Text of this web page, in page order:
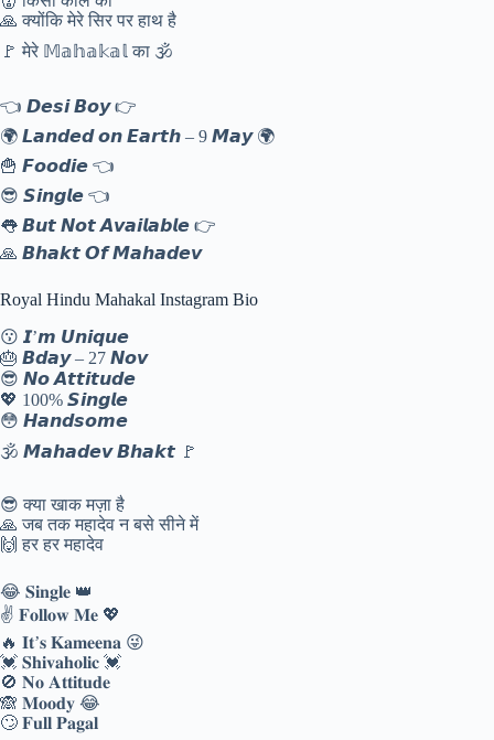
🙏 क्योंकि मेरे सिर पर हाथ है
🚩 मेरे 𝕄𝕒𝕙𝕒𝕜𝕒𝕝 का 🕉️
👈 𝘿𝙚𝙨𝙞 𝘽𝙤𝙮 👉
🌍 𝙇𝙖𝙣𝙙𝙚𝙙 𝙤𝙣 𝙀𝙖𝙧𝙩𝙝 – 9 𝙈𝙖𝙮 🌍
🍟 𝙁𝙤𝙤𝙙𝙞𝙚 👈
😎 𝙎𝙞𝙣𝙜𝙡𝙚 👈
👅 𝘽𝙪𝙩 𝙉𝙤𝙩 𝘼𝙫𝙖𝙞𝙡𝙖𝙗𝙡𝙚 👉
🙏 𝘽𝙝𝙖𝙠𝙩 𝙊𝙛 𝙈𝙖𝙝𝙖𝙙𝙚𝙫
Royal Hindu Mahakal Instagram Bio
😗 𝙄’𝙢 𝙐𝙣𝙞𝙦𝙪𝙚
🎂 𝘽𝙙𝙖𝙮 – 27 𝙉𝙤𝙫
😎 𝙉𝙤 𝘼𝙩𝙩𝙞𝙩𝙪𝙙𝙚
💖 100% 𝙎𝙞𝙣𝙜𝙡𝙚
😳 𝙃𝙖𝙣𝙙𝙨𝙤𝙢𝙚
🕉️ 𝙈𝙖𝙝𝙖𝙙𝙚𝙫 𝘽𝙝𝙖𝙠𝙩 🚩
😎 क्या खाक मज़ा है
🙏 जब तक महादेव न बसे सीने में
🙌 हर हर महादेव
😂 𝐒𝐢𝐧𝐠𝐥𝐞 👑
✌️ 𝐅𝐨𝐥𝐥𝐨𝐰 𝐌𝐞 💖
🔥 𝐈𝐭’𝐬 𝐊𝐚𝐦𝐞𝐞𝐧𝐚 😜
💓 𝐒𝐡𝐢𝐯𝐚𝐡𝐨𝐥𝐢𝐜 💓
🚫 𝐍𝐨 𝐀𝐭𝐭𝐢𝐭𝐮𝐝𝐞
🙈 𝐌𝐨𝐨𝐝𝐲 😂
🙄 𝐅𝐮𝐥𝐥 𝐏𝐚𝐠𝐚𝐥